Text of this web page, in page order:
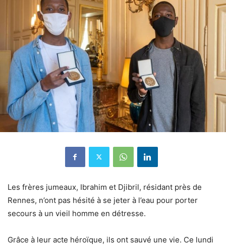
Les frères jumeaux, Ibrahim et Djibril, résidant près de
Rennes, n’ont pas hésité à se jeter à l’eau pour porter
secours à un vieil homme en détresse.
Grâce à leur acte héroïque, ils ont sauvé une vie. Ce lundi